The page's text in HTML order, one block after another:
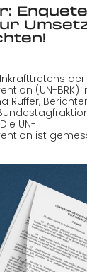
der
(UN-BRK)
Rüffer,
UN-
ist